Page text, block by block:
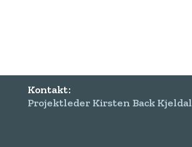
Kontakt:
Projektleder Kirsten Back Kjeldal